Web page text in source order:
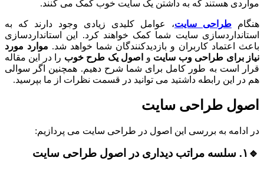
مواردی هستند که به داشتن یک سایت خوب کمک می کنند.
هنگام طراحی سایت، عوامل کلیدی زیادی وجود دارند که به
استانداردسازی سایت شما کمک خواهند کرد. این استانداردسازی
باعث اعتماد کاربران و بازدیدکنندگان شما خواهد شد. موارد مورد
نیاز برای طراحی وب سایت و اصول یک طرح خوب را در این مقاله
قرار است به طور کامل برای شما شرح دهیم. همچنین اگر سوالی
هم در این رابطه داشتید می توانید در قسمت نظرات از ما بپرسید.
اصول طراحی سایت
در ادامه به بررسی این اصول در طراحی سایت می پردازیم:
🔹۱. سلسه مراتب دیداری در اصول طراحی سایت